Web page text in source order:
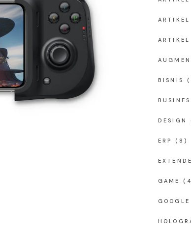
ARTIKEL
ARTIKEL
BISNIS
DESIGN
ERP (8)
GAME
GOOGLE